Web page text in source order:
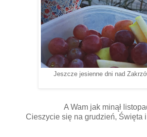
Jeszcze jesienne dni nad
A Wam jak minął
Cieszycie się na grudzień, Święta